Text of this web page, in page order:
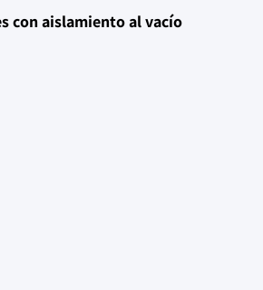
con aislamiento al vacío